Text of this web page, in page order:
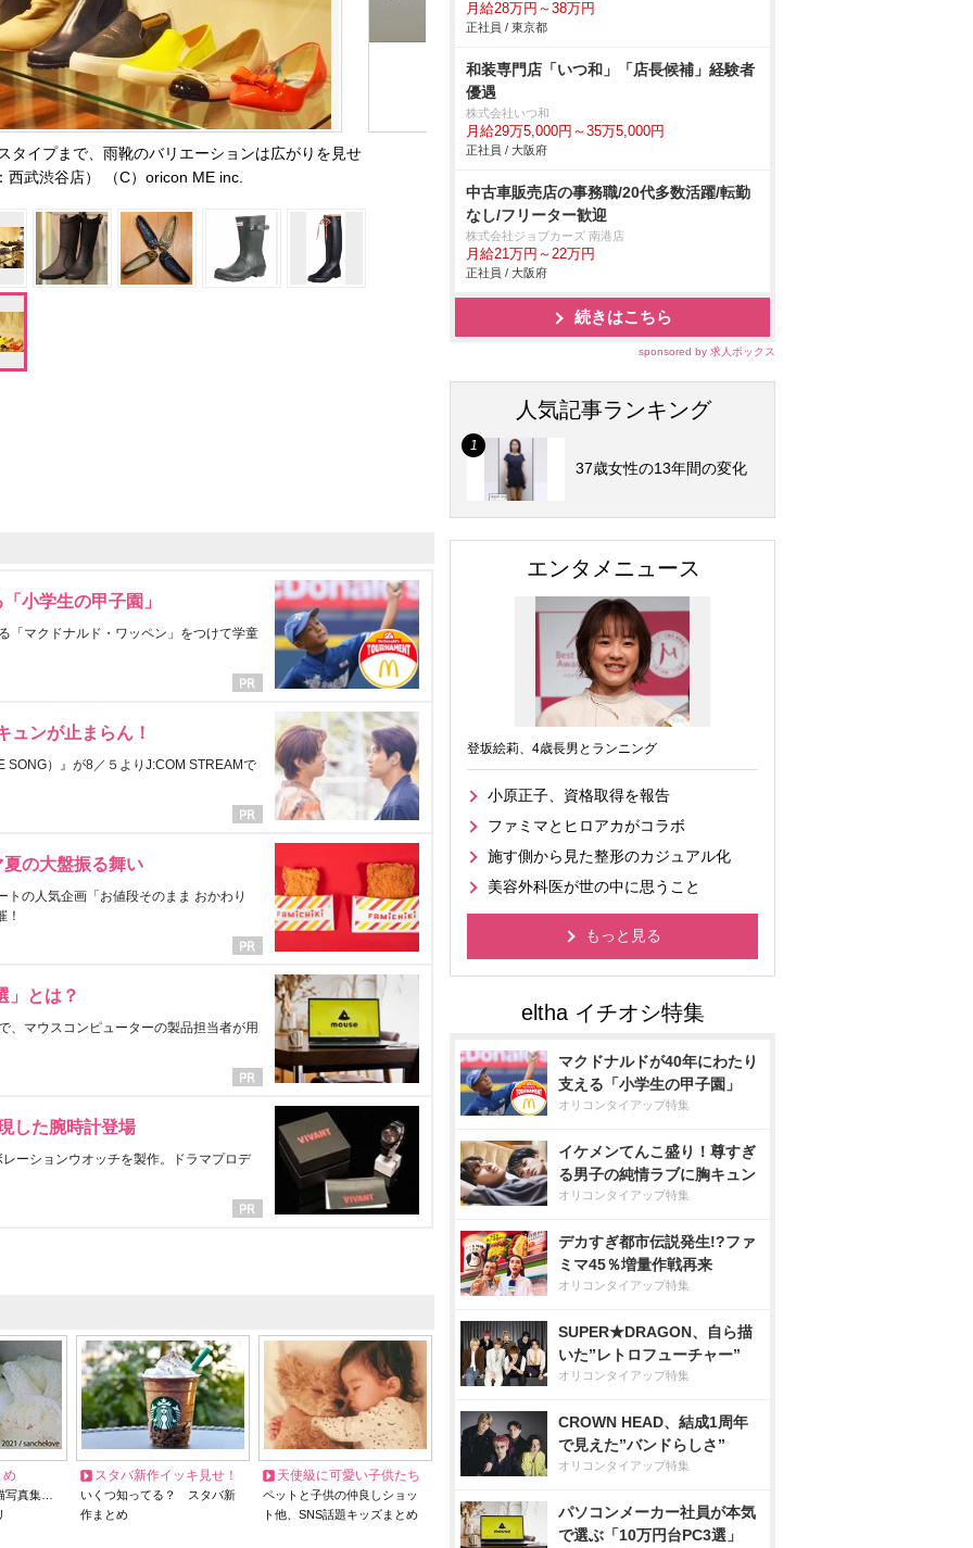
タイプまで、雨靴のバリエーションは広がりを見せ
西武渋谷店） （C）oricon ME inc.
小学生の甲子園」
「マクドナルド・ワッペン」をつけて学童
ュンが止まらん！
SONG）』が8／５よりJ:COM STREAMで
の大盤振る舞い
の人気企画「お値段そのまま おかわり
！
」とは？
、マウスコンピューターの製品担当者が用
した腕時計登場
ーションウオッチを製作。ドラマプロデ
め
写真集…
スタバ新作イッキ見せ！
いくつ知ってる？ スタバ新
作まとめ
天使級に可愛い子供たち
ペットと子供の仲良しショッ
ト他、SNS話題キッズまとめ
月給28万円～38万円
正社員 / 東京都
和装専門店「いつ和」「店長候補」経験者
優遇
株式会社いつ和
月給29万5,000円～35万5,000円
正社員 / 大阪府
中古車販売店の事務職/20代多数活躍/転勤
なし/フリーター歓迎
株式会社ジョブカーズ 南港店
月給21万円～22万円
正社員 / 大阪府
続きはこちら
sponsored by 求人ボックス
人気記事ランキング
37歳女性の13年間の変化
エンタメニュース
登坂絵莉、4歳長男とランニング
小原正子、資格取得を報告
ファミマとヒロアカがコラボ
施す側から見た整形のカジュアル化
美容外科医が世の中に思うこと
もっと見る
マクドナルドが40年にわたり
支える「小学生の甲子園」
オリコンタイアップ特集
イケメンてんこ盛り！尊すぎ
る男子の純情ラブに胸キュン
オリコンタイアップ特集
デカすぎ都市伝説発生!?ファ
ミマ45％増量作戦再来
オリコンタイアップ特集
SUPER★DRAGON、自ら描
いた”レトロフューチャー”
オリコンタイアップ特集
CROWN HEAD、結成1周年
で見えた”バンドらしさ”
オリコンタイアップ特集
パソコンメーカー社員が本気
で選ぶ「10万円台PC3選」